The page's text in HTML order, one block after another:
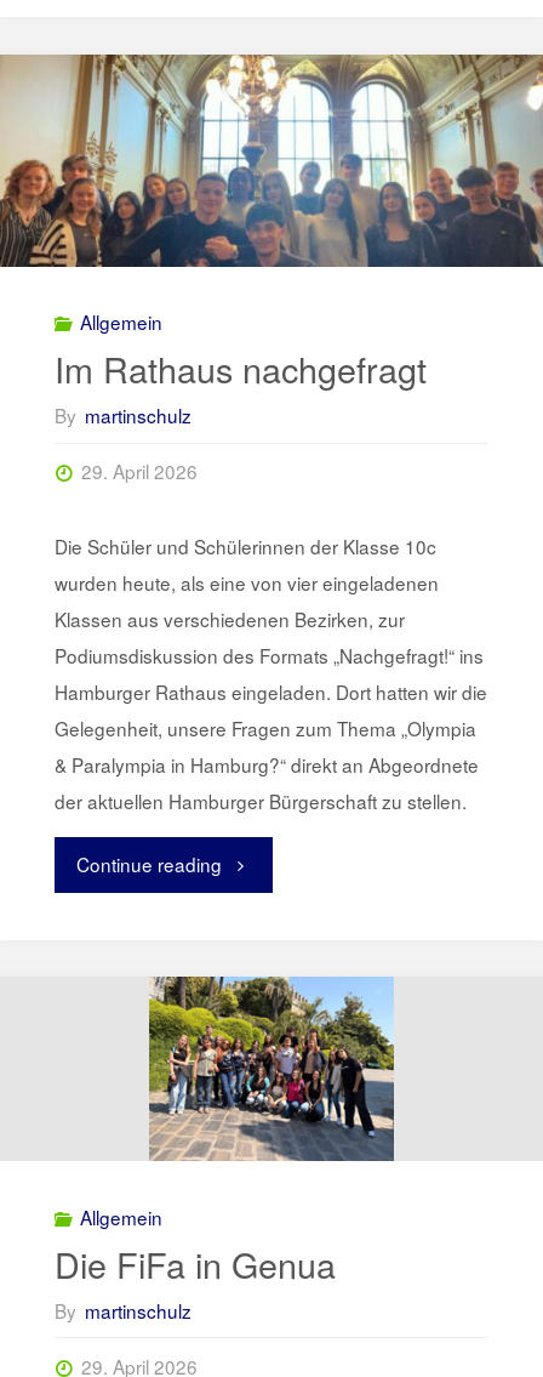
Erasmus+"
Allgemein
Im Rathaus nachgefragt
By martinschulz
29. April 2026
Die Schüler und Schülerinnen der Klasse 10c
wurden heute, als eine von vier eingeladenen
Klassen aus verschiedenen Bezirken, zur
Podiumsdiskussion des Formats „Nachgefragt!“ ins
Hamburger Rathaus eingeladen. Dort hatten wir die
Gelegenheit, unsere Fragen zum Thema „Olympia
& Paralympia in Hamburg?“ direkt an Abgeordnete
der aktuellen Hamburger Bürgerschaft zu stellen.
Continue reading "Im
nachgefragt"
Allgemein
Die FiFa in Genua
By martinschulz
29. April 2026